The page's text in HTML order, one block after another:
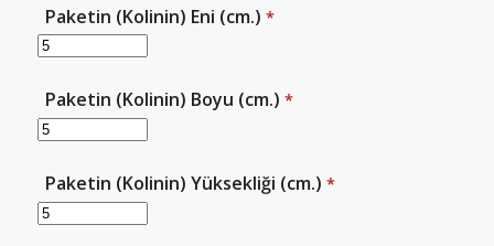
Paketin (Kolinin) Eni (cm.)*
Paketin (Kolinin) Boyu (cm.)*
Paketin (Kolinin) Yüksekliği (cm.)*